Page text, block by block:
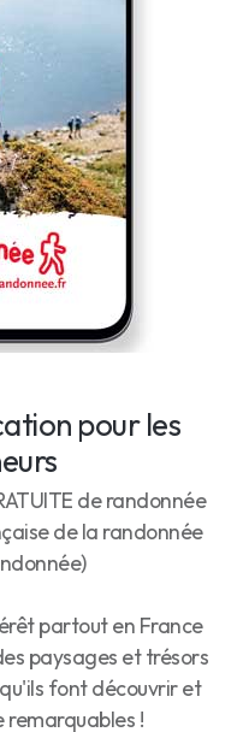
pour les
de randonnée
de la randonnée
partout en France
paysages et trésors
font découvrir et
remarquables !